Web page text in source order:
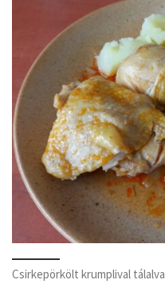
Csirkepörkölt krumplival tálalva